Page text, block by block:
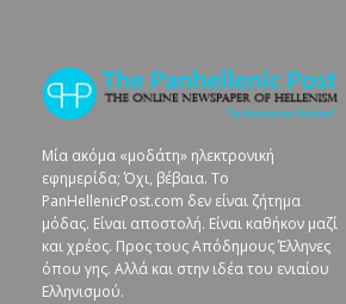
Μία ακόμα «μοδάτη» ηλεκτρονική
εφημερίδα; Όχι, βέβαια. To
PanHellenicPost.com δεν είναι ζήτημα
μόδας. Είναι αποστολή. Είναι καθήκον μαζί
και χρέος. Προς τους Απόδημους Έλληνες
όπου γης. Αλλά και στην ιδέα του ενιαίου
Ελληνισμού.